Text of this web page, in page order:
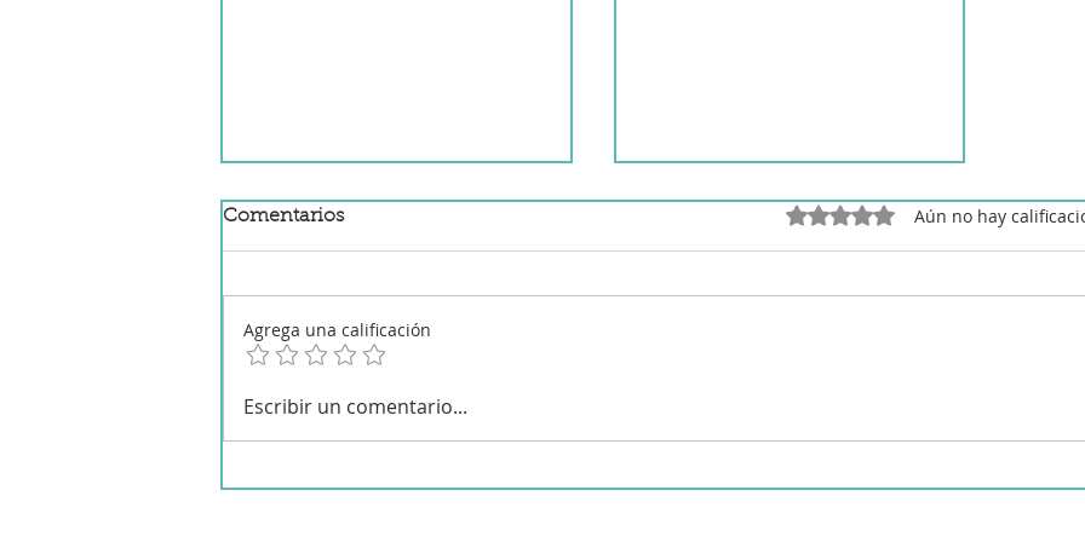
Champiñones al ajillo en
Comentarios Obtuvo 0 de 5 estrellas.Aún no hay
Agrega una calificación
Escribir un comentario...